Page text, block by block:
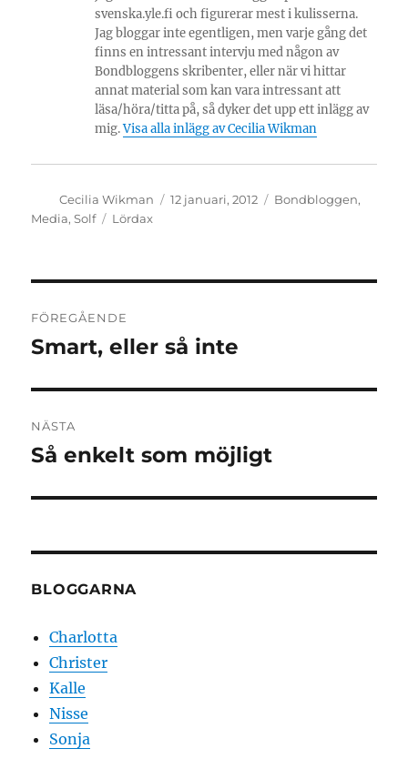
svenska.yle.fi och figurerar mest i kulisserna.
Jag bloggar inte egentligen, men varje gång det
finns en intressant intervju med någon av
Bondbloggens skribenter, eller när vi hittar
annat material som kan vara intressant att
läsa/höra/titta på, så dyker det upp ett inlägg av
mig.Visa alla inlägg av Cecilia Wikman
Författare
Cecilia Wikman
Publicerat
12 januari, 2012 Kategorier
Bondbloggen,
Media,Solf Etiketter
Lördax
FÖREGÅENDE
Föregående
Smart, eller så inte
NÄSTA
Nästa
Så enkelt som möjligt
BLOGGARNA
Charlotta
Christer
Kalle
Nisse
Sonja